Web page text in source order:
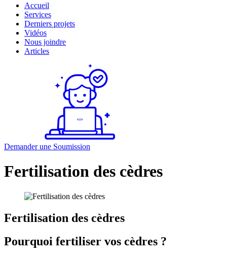
Accueil
Services
Derniers projets
Vidéos
Nous joindre
Articles
Demander une Soumission
Fertilisation des cèdres
Fertilisation des cèdres
Pourquoi fertiliser vos cèdres ?